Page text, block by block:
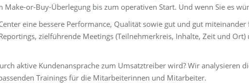
or-Buy-Überlegung bis zum operativen Start. Und wenn Sie es
eine bessere Performance, Qualität sowie gut und gut
zielführende Meetings (Teilnehmerkreis, Inhalte, Zeit und
aktive Kundenansprache zum Umsatztreiber wird? Wir analysieren
Trainings für die Mitarbeiterinnen und Mitarbeiter.